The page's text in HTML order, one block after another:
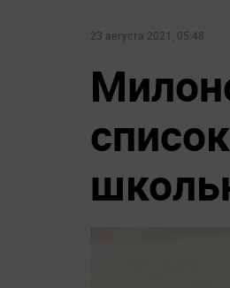
23 августа 2021, 05:48